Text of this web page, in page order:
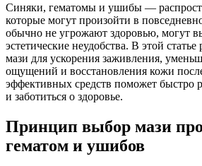
Синяки, гематомы и ушибы —
которые могут произойти в
обычно не угрожают здоровью, могут
эстетические неудобства. В этой
мази для ускорения заживления,
ощущений и восстановления кожи
эффективных средств поможет быстро
и заботиться о здоровье.
Принцип выбор мази
гематом и ушибов